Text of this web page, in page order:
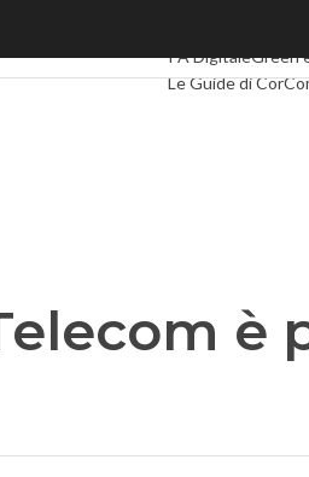
PA DigitaleGreen
Le Guide di
è